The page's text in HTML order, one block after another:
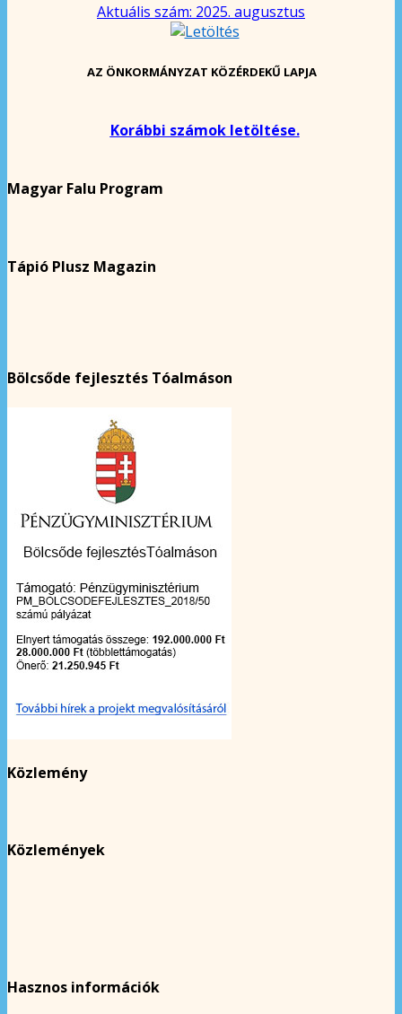
Aktuális szám: 2025. augusztus
AZ ÖNKORMÁNYZAT KÖZÉRDEKŰ LAPJA
Korábbi számok letöltése.
Magyar Falu Program
Tápió Plusz Magazin
Bölcsőde fejlesztés Tóalmáson
Közlemény
Közlemények
Hasznos információk